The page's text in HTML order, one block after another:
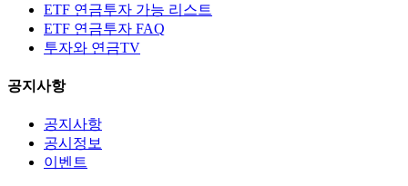
ETF 연금투자 가능 리스트
ETF 연금투자 FAQ
투자와 연금TV
공지사항
공지사항
공시정보
이벤트